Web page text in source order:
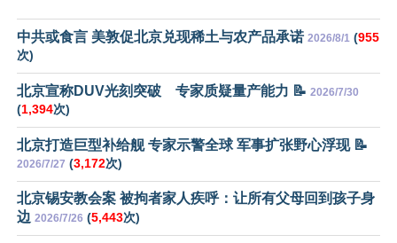
中共或食言 美敦促北京兑现稀土与农产品承诺 2026/8/1 (955
次)
北京宣称DUV光刻突破 专家质疑量产能力 📝 2026/7/30
(1,394次)
北京打造巨型补给舰 专家示警全球 军事扩张野心浮现 📝
2026/7/27 (3,172次)
北京锡安教会案 被拘者家人疾呼：让所有父母回到孩子身
边 2026/7/26 (5,443次)